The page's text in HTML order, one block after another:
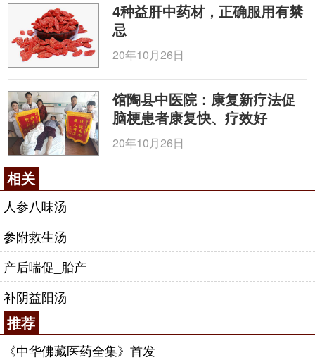
4种益肝中药材，正确服用有禁
忌
20年10月26日
馆陶县中医院：康复新疗法促
脑梗患者康复快、疗效好
20年10月26日
相关
人参八味汤
参附救生汤
产后喘促_胎产
补阴益阳汤
推荐
《中华佛藏医药全集》首发